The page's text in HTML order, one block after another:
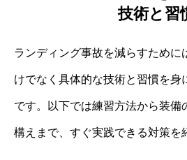
技術と習
ランディング事故を減らすために
けでなく具体的な技術と習慣を身
です。以下では練習方法から装備
構えまで、すぐ実践できる対策を